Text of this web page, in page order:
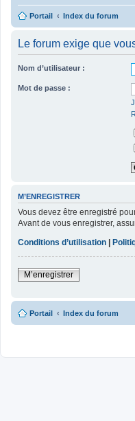
Portail Index du forum
Le forum exige que
Nom d’utilisateur :
Mot de passe :
M’ENREGISTRER
Vous devez être enregistré
Avant de vous enregistrer,
Conditions d’utilisation
M’enregistrer
Portail Index du forum